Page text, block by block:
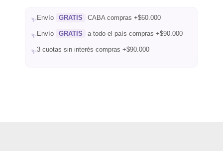
✨ Envío GRATIS CABA compras +$60.000
✨ Envío GRATIS a todo el país compras +$90.000
✨3 cuotas sin interés compras +$90.000